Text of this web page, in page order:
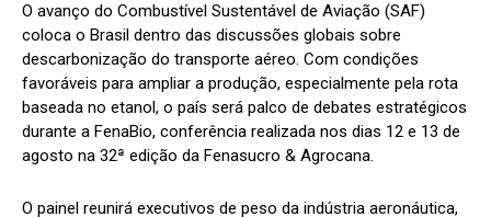
O avanço do Combustível Sustentável de Aviação (SAF)
coloca o Brasil dentro das discussões globais sobre
descarbonização do transporte aéreo. Com condições
favoráveis para ampliar a produção, especialmente pela rota
baseada no etanol, o país será palco de debates estratégicos
durante a FenaBio, conferência realizada nos dias 12 e 13 de
agosto na 32ª edição da Fenasucro & Agrocana.
O painel reunirá executivos de peso da indústria aeronáutica,